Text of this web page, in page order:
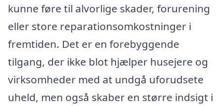
kunne føre til alvorlige skader, forurening
eller store reparationsomkostninger i
fremtiden. Det er en forebyggende
tilgang, der ikke blot hjælper husejere og
virksomheder med at undgå uforudsete
uheld, men også skaber en større indsigt i